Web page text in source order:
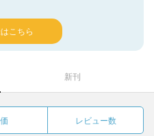
こちら
新刊
レビュー数